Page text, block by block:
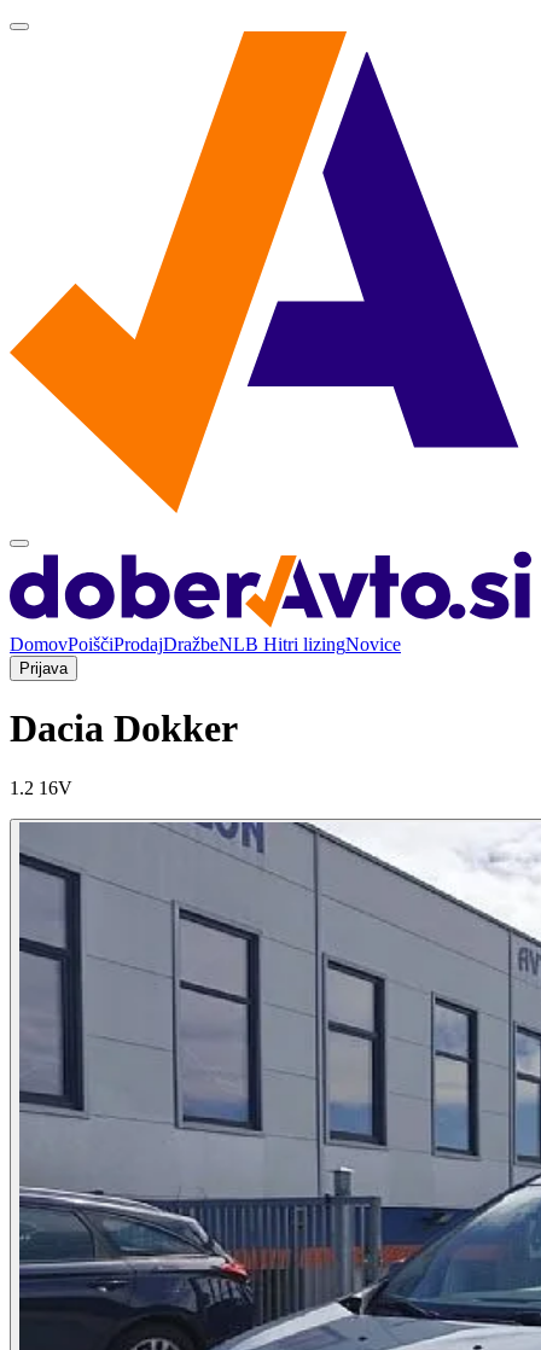
DomovPoiščiProdajDražbeNLB Hitri lizingNovice
Prijava
Dacia Dokker
1.2 16V